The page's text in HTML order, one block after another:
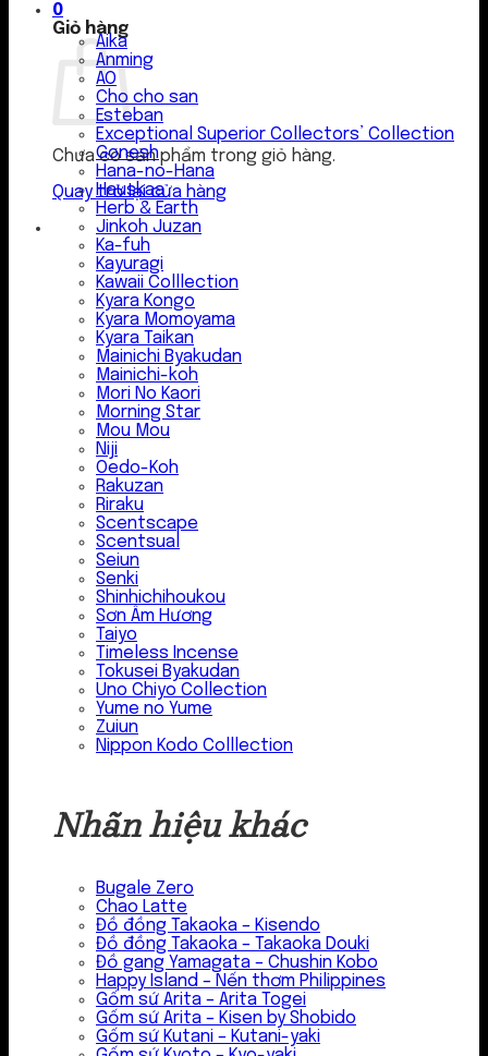
0
Giỏ hàng
Chưa có sản phẩm trong giỏ hàng.
Quay trở lại cửa hàng
Aika
Anming
AO
Cho cho san
Esteban
Exceptional Superior Collectors’ Collection
Gonesh
Hana-no-Hana
Hauskaa
Herb & Earth
Jinkoh Juzan
Ka-fuh
Kayuragi
Kawaii Colllection
Kyara Kongo
Kyara Momoyama
Kyara Taikan
Mainichi Byakudan
Mainichi-koh
Mori No Kaori
Morning Star
Mou Mou
Niji
Oedo-Koh
Rakuzan
Riraku
Scentscape
Scentsual
Seiun
Senki
Shinhichihoukou
Sơn Âm Hương
Taiyo
Timeless Incense
Tokusei Byakudan
Uno Chiyo Collection
Yume no Yume
Zuiun
Nippon Kodo Colllection
Nhãn hiệu khác
Bugale Zero
Chao Latte
Đồ đồng Takaoka – Kisendo
Đồ đồng Takaoka – Takaoka Douki
Đồ gang Yamagata – Chushin Kobo
Happy Island – Nến thơm Philippines
Gốm sứ Arita – Arita Togei
Gốm sứ Arita – Kisen by Shobido
Gốm sứ Kutani – Kutani-yaki